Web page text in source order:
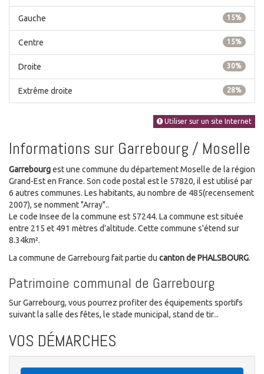
15%
Gauche
15%
Centre
30%
Droite
28%
Extrême droite
Utiliser sur un site Internet
Informations sur Garrebourg / Moselle
Garrebourgest une commune du département Moselle de la région
Grand-Est en France. Son code postal est le 57820, il est utilisé par
6 autres communes. Les habitants, au nombre de 485(recensement
2007), se nomment "Array"..
Le code Insee de la commune est 57244. La commune est située
entre 215 et 491 mètres d'altitude. Cette commune s'étend sur
8.34km².
La commune de Garrebourg fait partie du canton de PHALSBOURG.
Patrimoine communal de Garrebourg
Sur Garrebourg, vous pourrez profiter des équipements sportifs
suivant la salle des fêtes, le stade municipal, stand de tir...
VOS DÉMARCHES